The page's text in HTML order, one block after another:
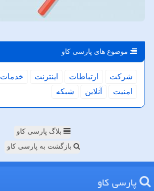
موضوع های پارسی كاو
شركت ارتباطات اینترنت خدمات
امنیت
آنلاین شبكه
بلاگ پارسی کاو
بازگشت به پارسی کاو
پارسی كاو